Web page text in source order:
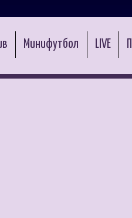
Минифутбол LIVE